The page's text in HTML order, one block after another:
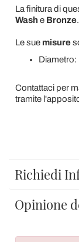
La finitura di
Wash e Bronze.
Le sue misure
Diametro:
Contattaci per
tramite
Richiedi
Opinione